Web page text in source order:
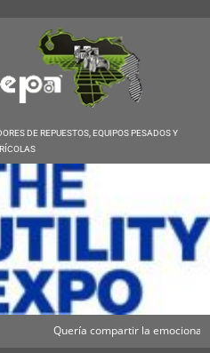
DE REPUESTOS, EQUIPOS PESADOS Y
Quería compartir la